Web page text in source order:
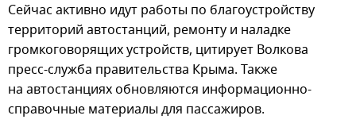
Сейчас активно идут работы по благоустройству
территорий автостанций, ремонту и наладке
громкоговорящих устройств, цитирует Волкова
пресс-служба правительства Крыма. Также
на автостанциях обновляются информационно-
справочные материалы для пассажиров.